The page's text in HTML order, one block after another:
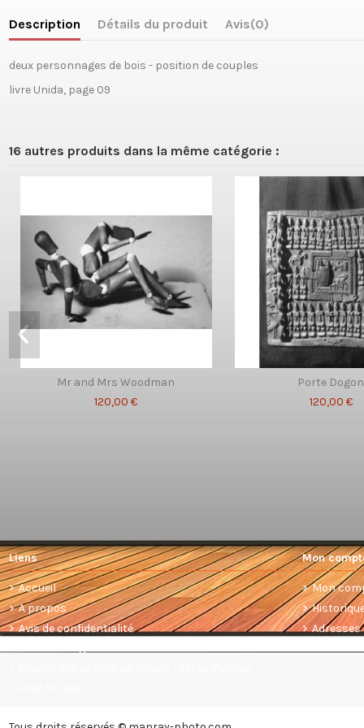
Description Détails du produit Avis(0)
deux personnages de bois - position de couples
livre Unida, page 09
16 autres produits dans la même catégorie :
Mr and Mrs Woodman
120,00 €
Porte Dogon
120,00 €
Liens
Accueil
A propos
Avis de confidentialité
Mon
Mon
Adresses